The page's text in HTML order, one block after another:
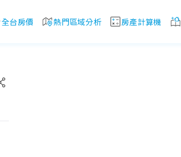
全台房價 熱門區域分析 房產計算機